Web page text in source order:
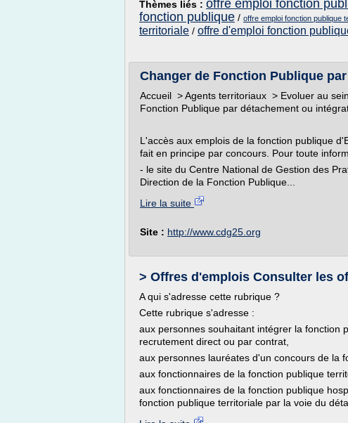
Thèmes liés : offre emploi fonction
fonction publique / offre emploi fonction publique
territoriale / offre d'emploi fonction
Changer de Fonction Publique
Accueil > Agents territoriaux > Evoluer au
Fonction Publique par détachement ou
L'accès aux emplois de la fonction publique
fait en principe par concours. Pour toute
- le site du Centre National de Gestion des
Direction de la Fonction Publique...
Lire la suite
Site : http://www.cdg25.org
> Offres d'emplois Consulter les
A qui s'adresse cette rubrique ?
Cette rubrique s'adresse :
aux personnes souhaitant intégrer la fonction
recrutement direct ou par contrat,
aux personnes lauréates d'un concours de la
aux fonctionnaires de la fonction publique
aux fonctionnaires de la fonction publique
fonction publique territoriale par la voie du